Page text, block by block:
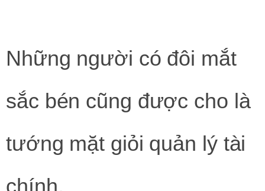
Những người có đôi mắt
sắc bén cũng được cho là
tướng mặt giỏi quản lý tài
chính.